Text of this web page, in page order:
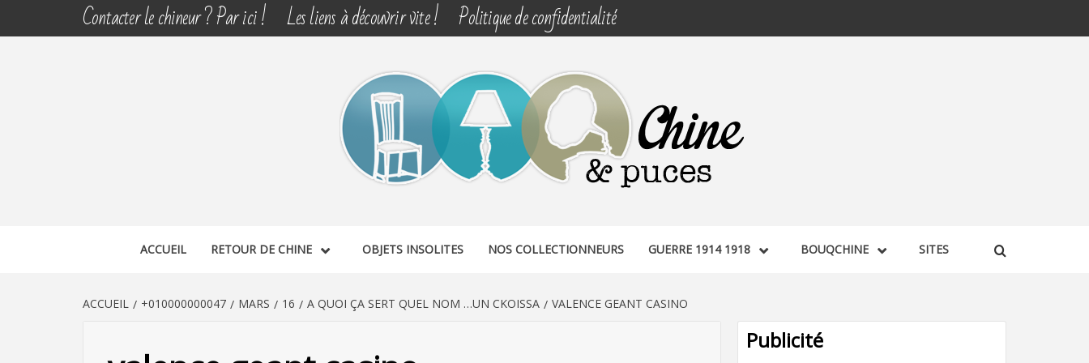
Contacter le chineur ? Par ici ! Les liens à découvrir vite ! Politique de confidentialité
CHINE & PUCES
ACCUEIL RETOUR DE CHINE OBJETS INSOLITES NOS COLLECTIONNEURS GUERRE 1914 1918 BOUQCHINE SITES
ACCUEIL +010000000047 MARS 16 A QUOI ÇA SERT QUEL NOM …UN CKOISSA VALENCE GEANT CASINO
Publicité